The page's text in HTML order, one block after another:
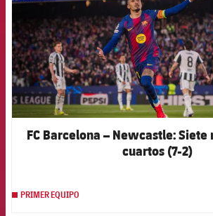
FC Barcelona – Newcastle:
cuartos (7-2)
PRIMER EQUIPO